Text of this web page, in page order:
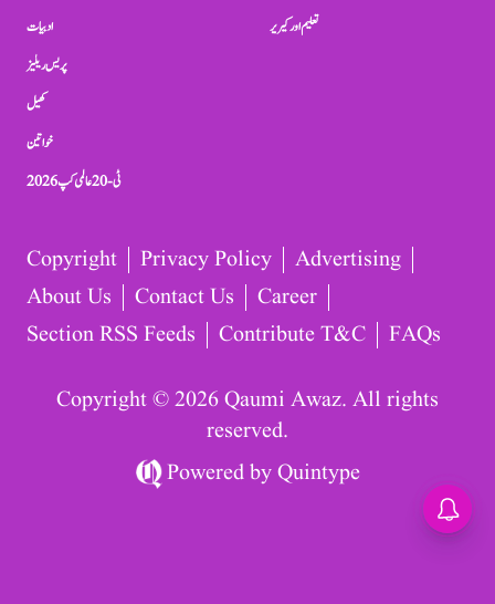
ادبیات
پریس ریلیز
کھیل
خواتین
ٹی-20 عالمی کپ 2026
تعلیم اور کیریر
Copyright Privacy Policy
Advertising
About Us
Contact Us
Career
Section RSS Feeds
Contribute T&C FAQs
Copyright © 2026 Qaumi Awaz. All rights
reserved.
Powered byQuintype